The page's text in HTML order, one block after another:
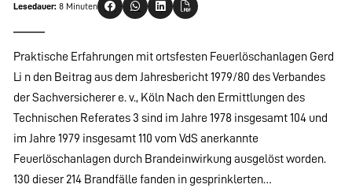
Lesedauer: 8 Minuten
Praktische Erfahrungen mit ortsfesten Feuerlöschanlagen Gerd
Li n den Beitrag aus dem Jahresbericht 1979/80 des Verbandes
der Sachversicherer e. v., Köln Nach den Ermittlungen des
Technischen Referates 3 sind im Jahre 1978 insgesamt 104 und
im Jahre 1979 insgesamt 110 vom VdS anerkannte
Feuerlöschanlagen durch Brandeinwirkung ausgelöst worden.
130 dieser 214 Brandfälle fanden in gesprinklerten…